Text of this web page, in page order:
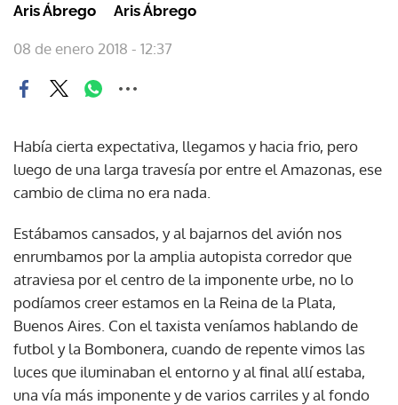
Aris Ábrego Aris Ábrego
08 de enero 2018 - 12:37
Había cierta expectativa, llegamos y hacia frio, pero
luego de una larga travesía por entre el Amazonas, ese
cambio de clima no era nada.
Estábamos cansados, y al bajarnos del avión nos
enrumbamos por la amplia autopista corredor que
atraviesa por el centro de la imponente urbe, no lo
podíamos creer estamos en la Reina de la Plata,
Buenos Aires. Con el taxista veníamos hablando de
futbol y la Bombonera, cuando de repente vimos las
luces que iluminaban el entorno y al final allí estaba,
una vía más imponente y de varios carriles y al fondo